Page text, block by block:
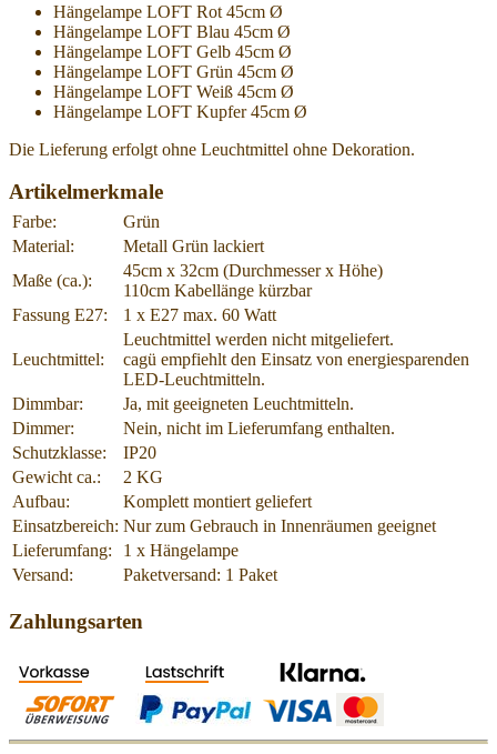
Hängelampe LOFT Rot 45cm Ø
Hängelampe LOFT Blau 45cm Ø
Hängelampe LOFT Gelb 45cm Ø
Hängelampe LOFT Grün 45cm Ø
Hängelampe LOFT Weiß 45cm Ø
Hängelampe LOFT Kupfer 45cm Ø
Die Lieferung erfolgt ohne Leuchtmittel ohne Dekoration.
Artikelmerkmale
Farbe:
Grün
Material:
Metall Grün lackiert
Maße (ca.):
45cm x 32cm (Durchmesser x Höhe)
110cm Kabellänge kürzbar
Fassung E27:
1 x E27 max. 60 Watt
Leuchtmittel:
Leuchtmittel werden nicht mitgeliefert.
cagü empfiehlt den Einsatz von energiesparenden
LED-Leuchtmitteln.
Dimmbar:
Ja, mit geeigneten Leuchtmitteln.
Dimmer:
Nein, nicht im Lieferumfang enthalten.
Schutzklasse:
IP20
Gewicht ca.:
2 KG
Aufbau:
Komplett montiert geliefert
Einsatzbereich: Nur zum Gebrauch in Innenräumen geeignet
Lieferumfang:
1 x Hängelampe
Versand:
Paketversand: 1 Paket
Zahlungsarten